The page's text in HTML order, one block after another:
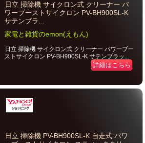
日立 掃除機 サイクロン式 クリーナー パ
ワーブーストサイクロン PV-BH900SL-K
サテンブラ...
家電と雑貨のemon(えもん)
日立 掃除機 サイクロン式 クリーナー パワーブー
ストサイクロン PV-BH900SL-K サテンブラッ...
詳細はこちら
日立 掃除機 PV-BH900SL-K 自走式 パワ